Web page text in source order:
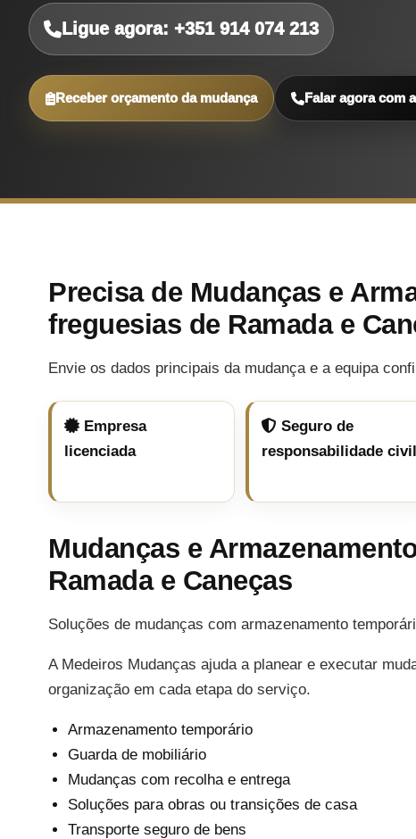
Ligue agora: +351 914 074 213
Receber orçamento da mudança Falar agora com
Precisa de Mudanças e
freguesias de Ramada e
Envie os dados principais da mudança e a equipa
Empresa
licenciada
Seguro de
responsabilidade civil
Mudanças e
Ramada e Caneças
Soluções de mudanças com armazenamento
A Medeiros Mudanças ajuda a planear e executar
organização em cada etapa do serviço.
Armazenamento temporário
Guarda de mobiliário
Mudanças com recolha e entrega
Soluções para obras ou transições de casa
Transporte seguro de bens